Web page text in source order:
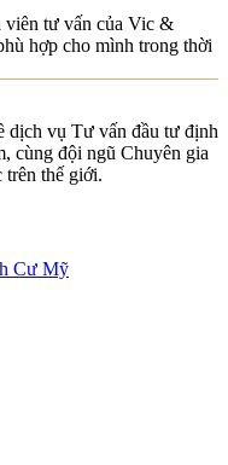
viên tư vấn của Vic &
hợp cho mình trong thời
vụ Tư vấn đầu tư định
cùng đội ngũ Chuyên gia
thế giới.
Cư Mỹ